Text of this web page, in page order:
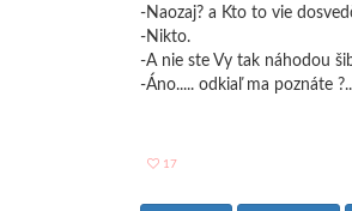
-Naozaj? a Kto to vie
-Nikto.
-A nie ste Vy tak náhodou
-Áno..... odkiaľ ma poznáte
17